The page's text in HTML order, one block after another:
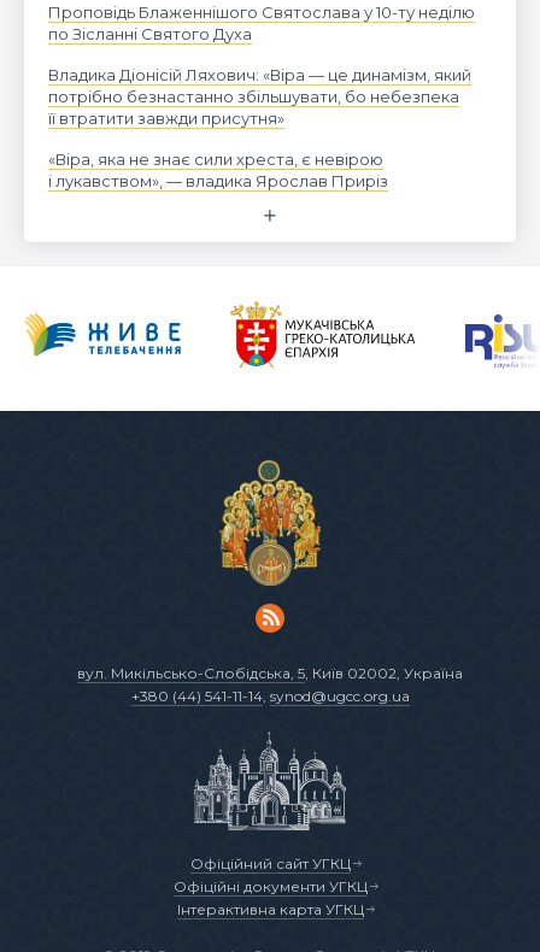
Проповідь Блаженнішого Святослава у 10-ту неділю
по Зісланні Святого Духа
Владика Діонісій Ляхович: «Віра — це динамізм, який
потрібно безнастанно збільшувати, бо небезпека
її втратити завжди присутня»
«Віра, яка не знає сили хреста, є невірою
і лукавством», — владика Ярослав Приріз
вул. Микільсько-Слобідська, 5 , Київ 02002, Україна
+380 (44) 541-11-14, synod@ugcc.org.ua
Офіційний сайт УГКЦ
Офіційні документи УГКЦ
Інтерактивна карта УГКЦ